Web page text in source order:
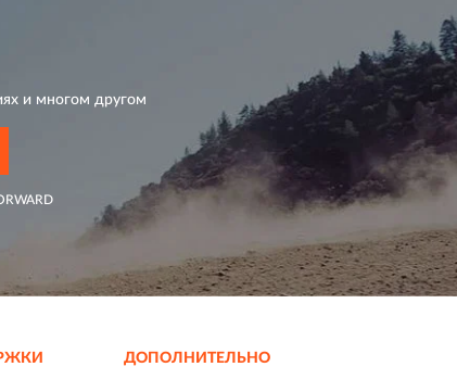
и многом другом
ДОПОЛНИТЕЛЬНО